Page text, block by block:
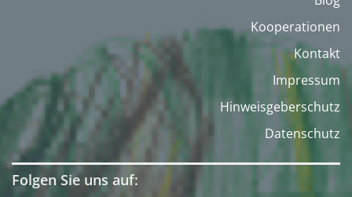
Kooperationen
Kontakt
Impressum
Hinweisgeberschutz
Datenschutz
Folgen Sie uns auf: